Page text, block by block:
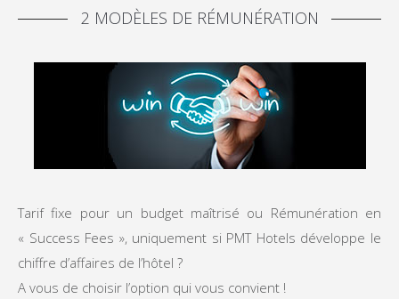
2 MODÈLES DE RÉMUNÉRATION
Tarif fixe pour un budget maîtrisé ou Rémunération en
« Success Fees », uniquement si PMT Hotels développe le
chiffre d’affaires de l’hôtel ?
A vous de choisir l’option qui vous convient !